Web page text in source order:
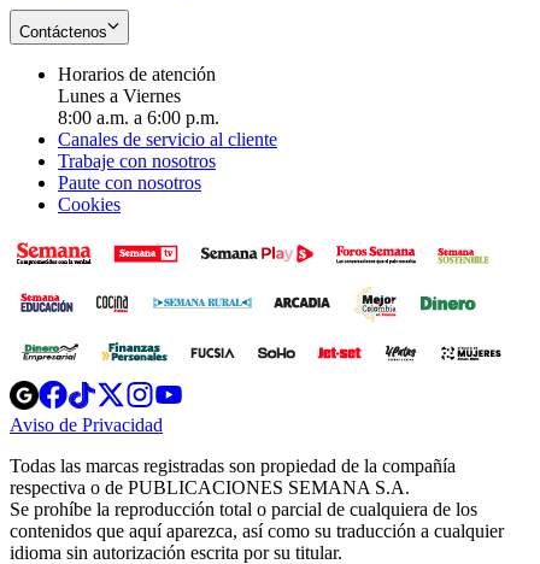
Contáctenos
Horarios de atención
Lunes a Viernes
8:00 a.m. a 6:00 p.m.
Canales de servicio al cliente
Trabaje con nosotros
Paute con nosotros
Cookies
Opens
in
new
Opens
in
new
Opens
in
new
window
Opens
new
windowwindow
Aviso de Privacidad
new
window
Todas las marcas registradas son propiedad de la compañía
respectiva o de PUBLICACIONES SEMANA S.A.
Se prohíbe la reproducción total o parcial de cualquiera de los
contenidos que aquí aparezca, así como su traducción a cualquier
idioma sin autorización escrita por su titular.